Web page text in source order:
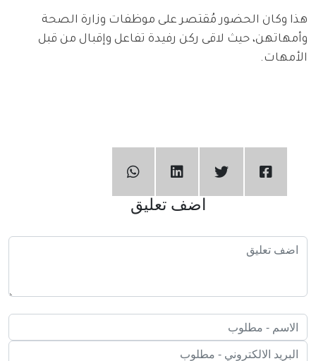
هذا وكان الحضور مُقتصر على موظفات وزارة الصحة
وأمهاتهن، حيث لاقى ركن رفيدة تفاعل وإقبال من قبل
الأمهات.
اضف تعليق